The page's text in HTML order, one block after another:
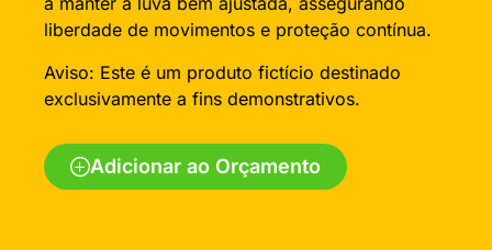
liberdade de movimentos e proteção contínua.
Aviso: Este é um produto fictício destinado
exclusivamente a fins demonstrativos.
Adicionar ao Orçamento